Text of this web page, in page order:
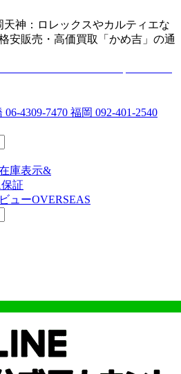
神：ロレックスやカルティエな
安販売・高価買取「かめ吉」の通
06-4309-7470 福岡 092-401-2540
庫表示&
保証
ューOVERSEAS